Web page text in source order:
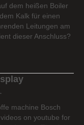
dem heißen Boiler
Kalk für einen
Leitungen am
dieser Anschluss?
machine Bosch
on youtube for